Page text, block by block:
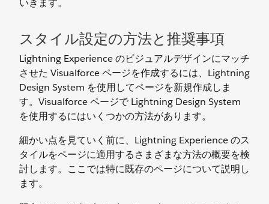
いきます。
スタイル設定の方法と推奨事項
Lightning Experience のビジュアルデザインにマッチ
させた Visualforce ページを作成するには、Lightning
Design System を使用してページを新規作成しま
す。Visualforce ページで Lightning Design System
を使用するにはいくつかの方法があります。
細かい点を見ていく前に、Lightning Experience のス
タイルをページに適用するさまざまな方法の概要を検
討します。ここでは特に既存のページについて説明し
ます。